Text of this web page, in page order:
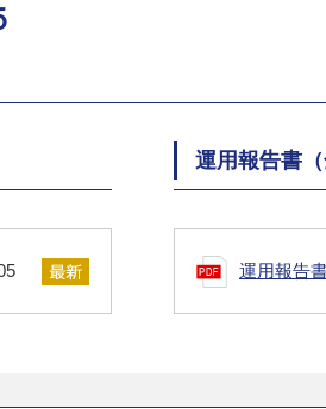
運用報告書（
運用報告